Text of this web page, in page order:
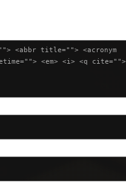
<abbr title=""> <acronym
<em> <i> <q cite="">